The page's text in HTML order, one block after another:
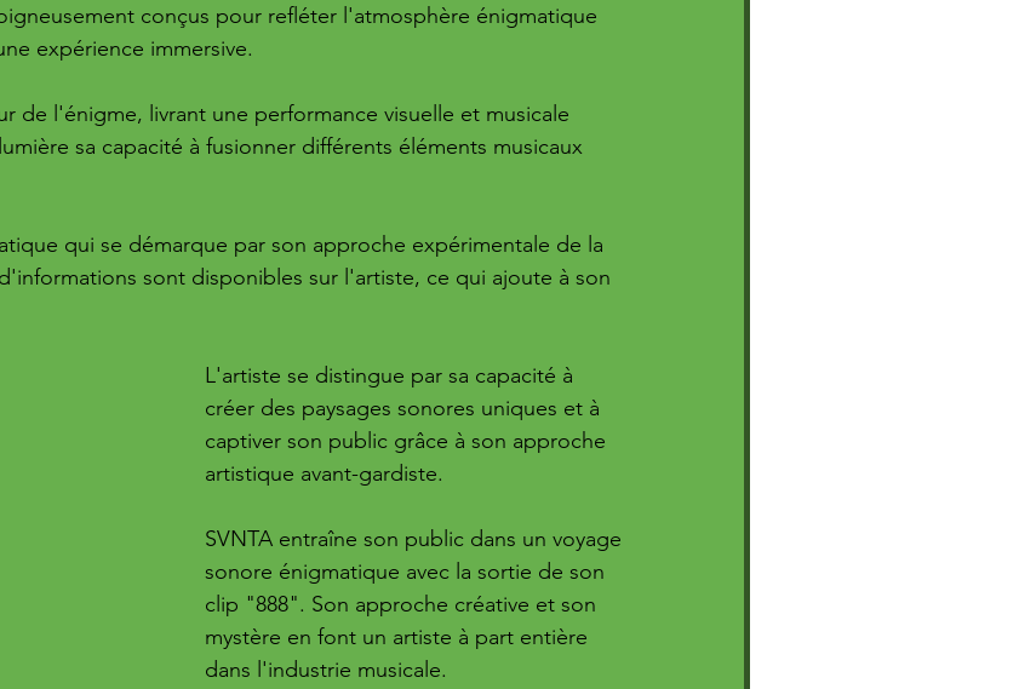
conçus pour refléter l'atmosphère énigmatique
expérience immersive.
de l'énigme, livrant une performance visuelle et musicale
sa capacité à fusionner différents éléments musicaux
qui se démarque par son approche expérimentale de la
sont disponibles sur l'artiste, ce qui ajoute à son
L'artiste se distingue par sa capacité à
créer des paysages sonores uniques et à
captiver son public grâce à son approche
artistique avant-gardiste.
SVNTA entraîne son public dans un voyage
sonore énigmatique avec la sortie de son
clip "888". Son approche créative et son
mystère en font un artiste à part entière
dans l'industrie musicale.